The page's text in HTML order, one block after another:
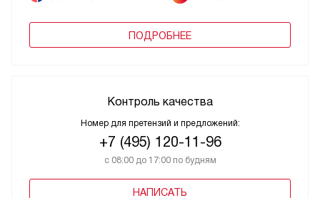
ПОДРОБНЕЕ
Контроль качества
Номер для претензий и предложений:
+7 (495) 120-11-96
с 08:00 до 17:00 по будням
НАПИСАТЬ